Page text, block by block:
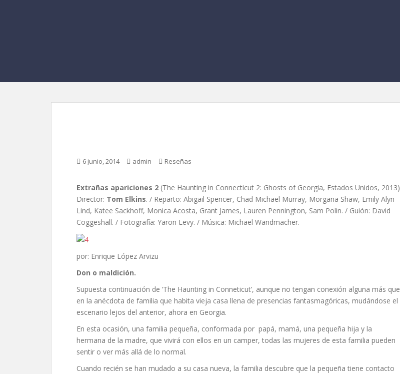
6 junio, 2014 admin Reseñas
Extrañas apariciones 2 (The Haunting in Connecticut 2: Ghosts of Georgia, Estados Unidos, 2013)
Director: Tom Elkins. / Reparto: Abigail Spencer, Chad Michael Murray, Morgana Shaw, Emily Alyn
Lind, Katee Sackhoff, Monica Acosta, Grant James, Lauren Pennington, Sam Polin. / Guión: David
Coggeshall. / Fotografía: Yaron Levy. / Música: Michael Wandmacher.
por: Enrique López Arvizu
Don o maldición.
Supuesta continuación de ‘The Haunting in Conneticut’, aunque no tengan conexión alguna más que
en la anécdota de familia que habita vieja casa llena de presencias fantasmagóricas, mudándose el
escenario lejos del anterior, ahora en Georgia.
En esta ocasión, una familia pequeña, conformada por papá, mamá, una pequeña hija y la
hermana de la madre, que vivirá con ellos en un camper, todas las mujeres de esta familia pueden
sentir o ver más allá de lo normal.
Cuando recién se han mudado a su casa nueva, la familia descubre que la pequeña tiene contacto